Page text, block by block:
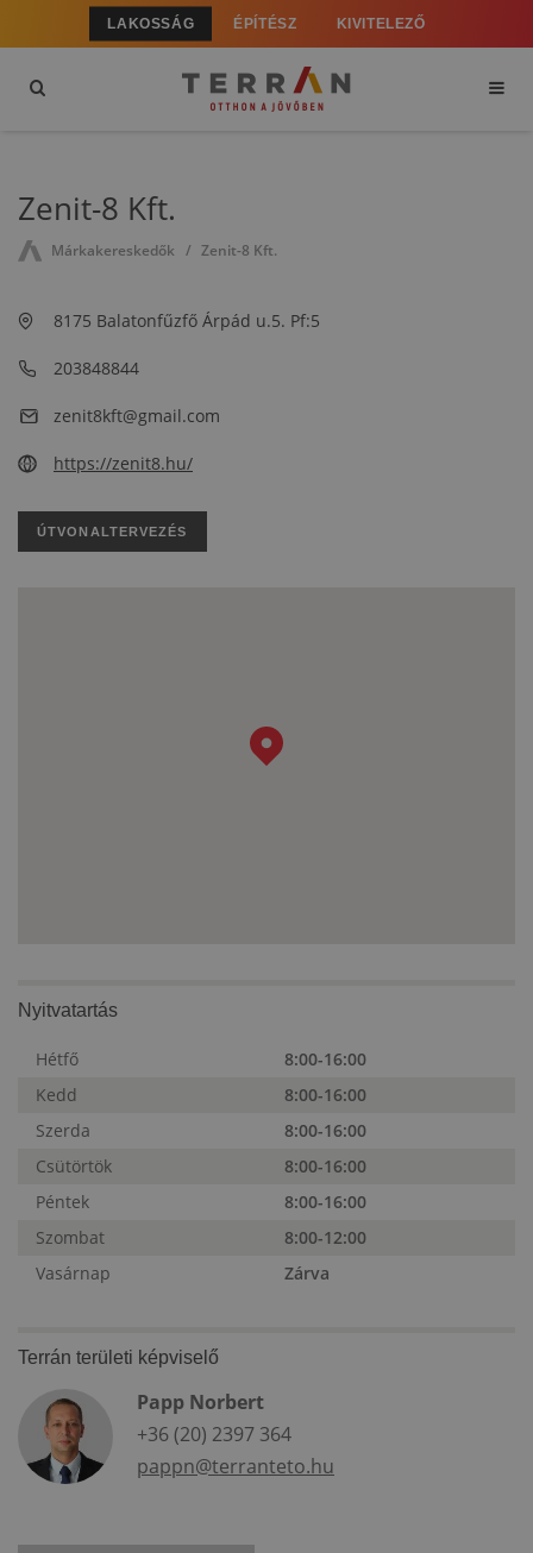
LAKOSSÁG ÉPÍTÉSZ KIVITELEZŐ
Zenit-8 Kft.
Márkakereskedők Zenit-8 Kft.
8175 Balatonfűzfő Árpád u.5. Pf:5
203848844
zenit8kft@gmail.com
https://zenit8.hu/
ÚTVONALTERVEZÉS
Nyitvatartás
Hétfő
8:00-16:00
Kedd
8:00-16:00
Szerda
8:00-16:00
Csütörtök
8:00-16:00
Péntek
8:00-16:00
Szombat
8:00-12:00
Vasárnap
Zárva
Terrán területi képviselő
Papp Norbert
+36 (20) 2397 364
pappn@terranteto.hu